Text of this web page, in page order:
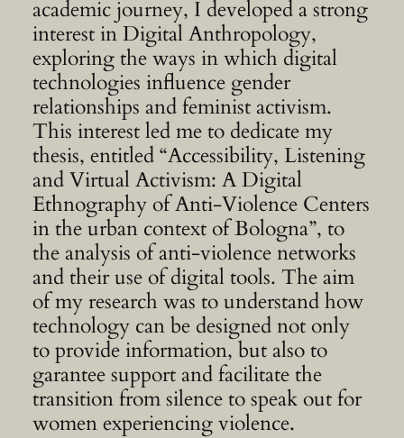
academic journey, I developed a strong
interest in Digital Anthropology,
exploring the ways in which digital
technologies influence gender
relationships and feminist activism.
This interest led me to dedicate my
thesis, entitled “Accessibility, Listening
and Virtual Activism: A Digital
Ethnography of Anti-Violence Centers
in the urban context of Bologna”, to
the analysis of anti-violence networks
and their use of digital tools. The aim
of my research was to understand how
technology can be designed not only
to provide information, but also to
garantee support and facilitate the
transition from silence to speak out for
women experiencing violence.